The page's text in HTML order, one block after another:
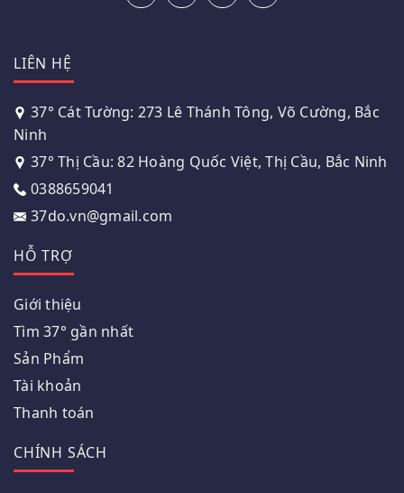
LIÊN HỆ
37° Cát Tường: 273 Lê Thánh Tông, Võ Cường, Bắc
Ninh
37° Thị Cầu: 82 Hoàng Quốc Việt, Thị Cầu, Bắc Ninh
0388659041
37do.vn@gmail.com
HỖ TRỢ
Giới thiệu
Tìm 37° gần nhất
Sản Phẩm
Tài khoản
Thanh toán
CHÍNH SÁCH